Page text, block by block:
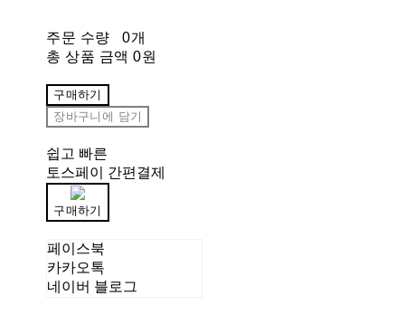
주문 수량
0개
총 상품 금액 0원
구매하기
장바구니에 담기
쉽고 빠른
토스페이 간편결제
구매하기
페이스북
카카오톡
네이버 블로그